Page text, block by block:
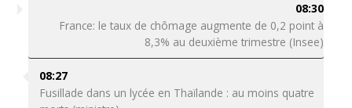
08:30
France: le taux de chômage augmente de 0,2 point à
8,3% au deuxième trimestre (Insee)
08:27
Fusillade dans un lycée en Thaïlande : au moins quatre